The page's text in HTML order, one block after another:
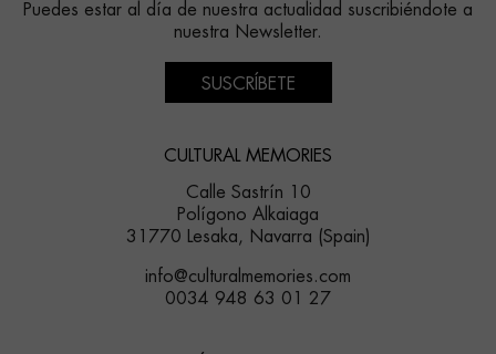
Puedes estar al día de nuestra actualidad suscribiéndote a
nuestra Newsletter.
SUSCRÍBETE
CULTURAL MEMORIES
Calle Sastrín 10
Polígono Alkaiaga
31770 Lesaka, Navarra (Spain)
info@culturalmemories.com
0034 948 63 01 27